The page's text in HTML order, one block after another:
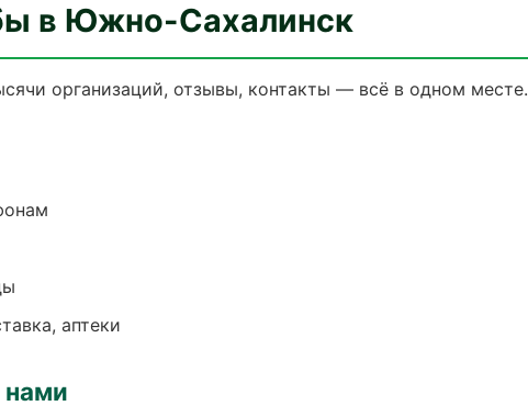
в Южно-Сахалинск
организаций, отзывы, контакты — всё в одном месте.
аптеки